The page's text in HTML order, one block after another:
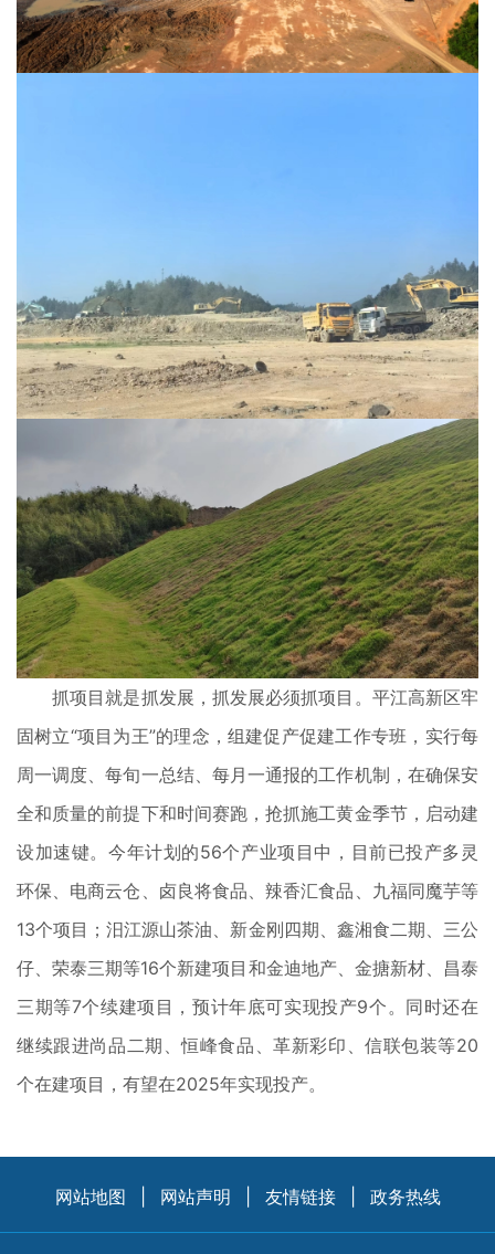
抓项目就是抓发展，抓发展必须抓项目。平江高新区牢
固树立“项目为王”的理念，组建促产促建工作专班，实行每
周一调度、每旬一总结、每月一通报的工作机制，在确保安
全和质量的前提下和时间赛跑，抢抓施工黄金季节，启动建
设加速键。今年计划的56个产业项目中，目前已投产多灵
环保、电商云仓、卤良将食品、辣香汇食品、九福同魔芋等
13个项目；汨江源山茶油、新金刚四期、鑫湘食二期、三公
仔、荣泰三期等16个新建项目和金迪地产、金搪新材、昌泰
三期等7个续建项目，预计年底可实现投产9个。同时还在
继续跟进尚品二期、恒峰食品、革新彩印、信联包装等20
个在建项目，有望在2025年实现投产。
网站地图 网站声明 友情链接 政务热线